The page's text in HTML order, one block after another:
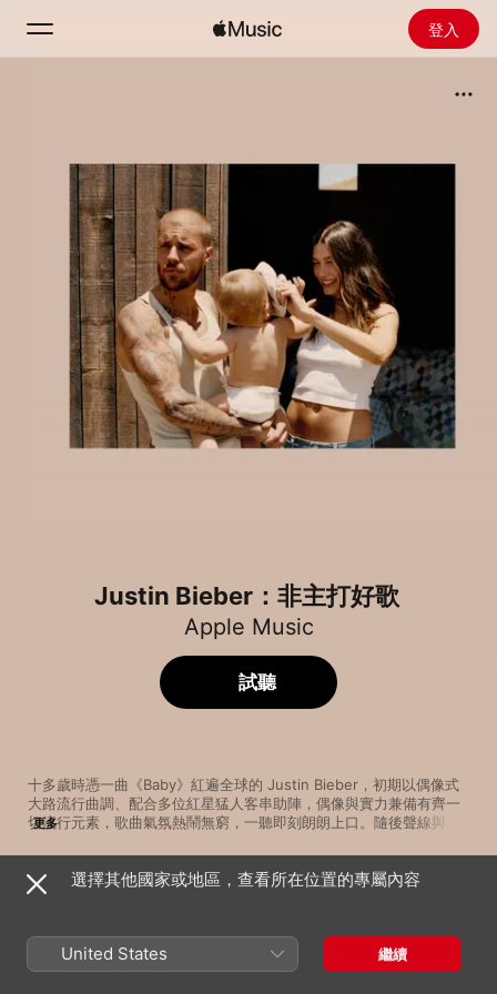
登入
探新
廣播
安裝 Apple Music
Justin Bieber：非主打好歌
Apple Music
十多歲時憑一曲《Baby》紅遍全球的 Justin Bieber，初期以偶像式
大路流行曲調、配合多位紅星猛人客串助陣，偶像與實力兼備有齊一
切流行元素，歌曲氣氛熱鬧無窮，一聽即刻朗朗上口。隨後聲線與唱
感的 R&B 及 Hip Hop，不羈味道也愈來愈重。歌單收錄他出道至今
多首代表性作品，樂迷可見他音樂蛻變過程。
更多
試聽
歌曲
Right Here (feat. Drake)
選擇其他國家或地區，查看所在位置的專屬內容
United States 繼續